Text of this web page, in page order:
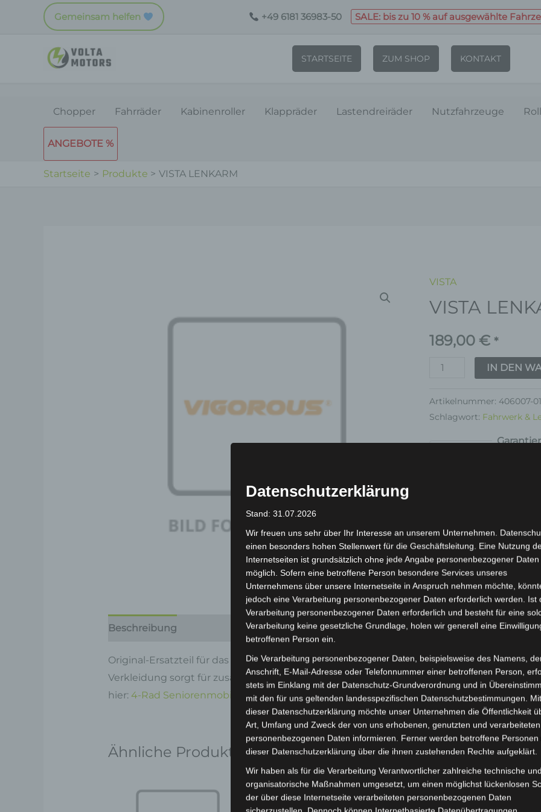
Gemeinsam helfen +49 6181 36983-50 SALE: bis zu 10 % auf ausgewählte
STARTSEITE ZUM SHOP KONTAKT
Chopper Fahrräder Kabinenroller Klappräder Lastendreiräder Nutzfahrzeuge
ANGEBOTE %
Startseite Produkte VISTA LENKARM
VISTA
VISTA
189,00 € *
VISTA
LENKARM
IN DEN
Artikelnummer: 406007-
Schlagwort: Fahrwerk &
inkl. 19 % MwSt.
Lieferzeit:Versandfertig
Beschreibung Produktsicherheit Rezensionen (0)
Original-Ersatzteil für das 4-Rad Seniorenmobil ECO (Modell: VISTA T408, Hersteller:
Verkleidung sorgt für zusätzlichen Schutz und Stabilität im Frontbereich. Weitere
hier: 4-Rad Seniorenmobil ECO 25 km/h.
Ähnliche Produkte
Datenschutzerklärung
Stand: 31.07.2026
Wir freuen uns sehr über Ihr Interesse an unserem Unternehmen.
einen besonders hohen Stellenwert für die Geschäftsleitung. Eine Nutzung
Internetseiten ist grundsätzlich ohne jede Angabe personenbezogener Daten
möglich. Sofern eine betroffene Person besondere Services unseres
Unternehmens über unsere Internetseite in Anspruch nehmen möchte,
jedoch eine Verarbeitung personenbezogener Daten erforderlich werden. Ist
Verarbeitung personenbezogener Daten erforderlich und besteht für eine
Verarbeitung keine gesetzliche Grundlage, holen wir generell eine
betroffenen Person ein.
Die Verarbeitung personenbezogener Daten, beispielsweise des Namens,
Anschrift, E-Mail-Adresse oder Telefonnummer einer betroffenen Person,
stets im Einklang mit der Datenschutz-Grundverordnung und in
mit den für uns geltenden landesspezifischen Datenschutzbestimmungen.
dieser Datenschutzerklärung möchte unser Unternehmen die Öffentlichkeit
Art, Umfang und Zweck der von uns erhobenen, genutzten und verarbeiteten
personenbezogenen Daten informieren. Ferner werden betroffene Personen
dieser Datenschutzerklärung über die ihnen zustehenden Rechte aufgeklärt.
Wir haben als für die Verarbeitung Verantwortlicher zahlreiche technische und
organisatorische Maßnahmen umgesetzt, um einen möglichst lückenlosen
der über diese Internetseite verarbeiteten personenbezogenen Daten